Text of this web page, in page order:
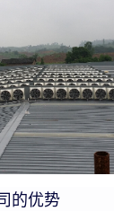
的优势